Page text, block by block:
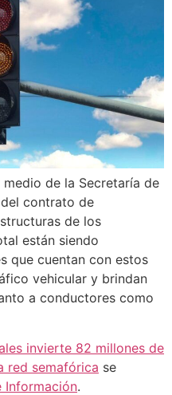
de la Secretaría de
contrato de
de los
están siendo
que cuentan con estos
vehicular y brindan
a conductores como
invierte 82 millones de
red semafórica se
Información.